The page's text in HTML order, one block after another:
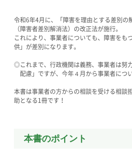
令和6年4月に、「障害を理由とする差別の
（障害者差別解消法）の改正法が施行。
これにより、事業者についても、障害をも
供」が差別になります。
◎これまで、行政機関は義務、事業者は努
配慮」ですが、今年４月から事業者につ
本書は事業者の方からの相談を受ける相談
助となる1冊です！
本書のポイント